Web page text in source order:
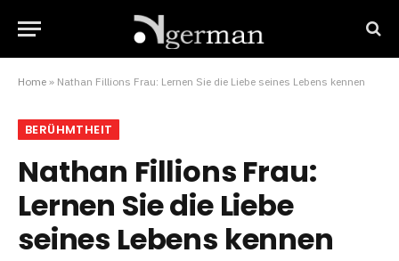
Home » Nathan Fillions Frau: Lernen Sie die Liebe seines Lebens kennen
BERÜHMTHEIT
Nathan Fillions Frau:
Lernen Sie die Liebe
seines Lebens kennen